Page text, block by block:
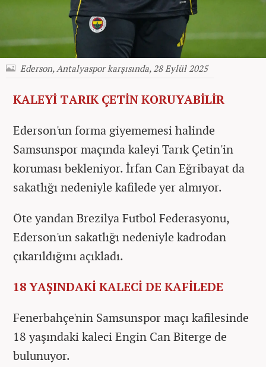
Ederson, Antalyaspor karşısında, 28 Eylül 2025
KALEYİ TARIK ÇETİN KORUYABİLİR
Ederson'un forma giyememesi halinde
Samsunspor maçında kaleyi Tarık Çetin'in
koruması bekleniyor. İrfan Can Eğribayat da
sakatlığı nedeniyle kafilede yer almıyor.
Öte yandan Brezilya Futbol Federasyonu,
Ederson'un sakatlığı nedeniyle kadrodan
çıkarıldığını açıkladı.
18 YAŞINDAKİ KALECİ DE KAFİLEDE
Fenerbahçe'nin Samsunspor maçı kafilesinde
18 yaşındaki kaleci Engin Can Biterge de
bulunuyor.